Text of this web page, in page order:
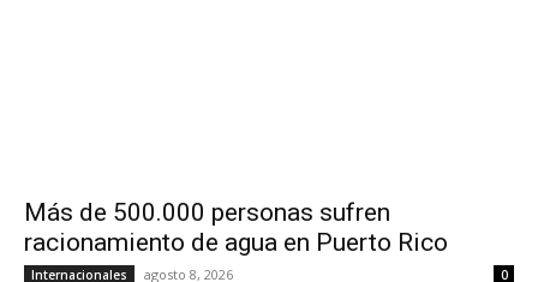
Más de 500.000 personas sufren
racionamiento de agua en Puerto Rico
Internacionales agosto 8, 2026 0